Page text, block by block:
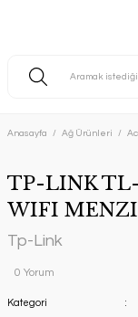
Anasayfa Ağ Ürünleri
TP-LINK
WIFI
Tp-Link
0 Yorum
Kategori